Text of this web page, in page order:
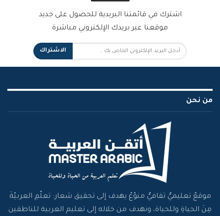
اشترك في قائمتنا البريدية للحصول على جديد
موقعنا عبر بريدك الإلكتروني مباشرة
الاشتراك
من نحن
موقعٌ تعليميٌّ ثقافيٌّ منوّعٌ يهدف إلى تحقيق شعار: تعلّمِ العربيّةَ
مِنَ الحياةِ وللحياة، ونهدف من خلاله إلى تعليم العربية للناطقين